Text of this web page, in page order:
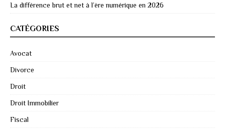
La différence brut et net à l’ère numérique en 2026
CATÉGORIES
Avocat
Divorce
Droit
Droit Immobilier
Fiscal